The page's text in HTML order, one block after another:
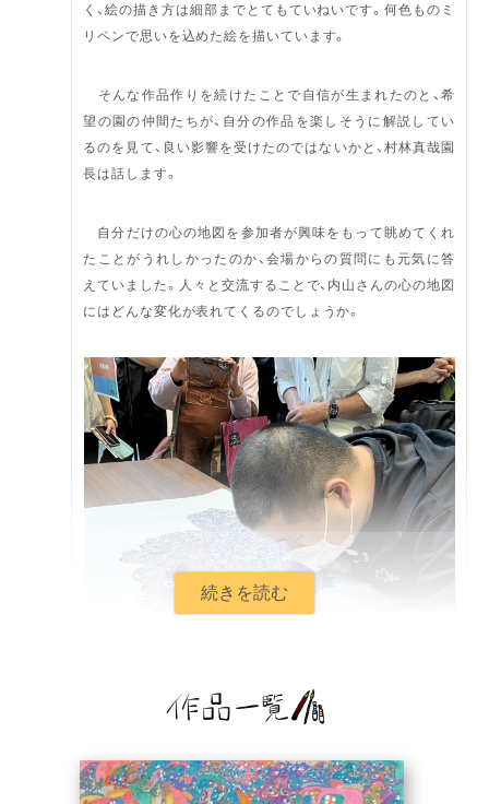
(公開日 2025-12-09) (更新日 2025-12-09) 木下真
く、絵の描き方は細部までとてもていねいです。何色ものミ
リペンで思いを込めた絵を描いています。
そんな作品作りを続けたことで自信が生まれたのと、希
望の園の仲間たちが、自分の作品を楽しそうに解説してい
るのを見て、良い影響を受けたのではないかと、村林真哉園
長は話します。
自分だけの心の地図を参加者が興味をもって眺めてくれ
たことがうれしかったのか、会場からの質問にも元気に答
えていました。人々と交流することで、内山さんの心の地図
にはどんな変化が表れてくるのでしょうか。
ィング（2023年5月20日）